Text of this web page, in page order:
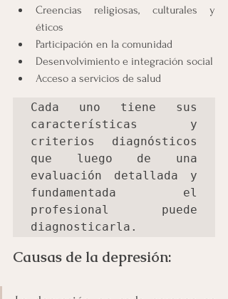
Creencias religiosas, culturales y
éticos
Participación en la comunidad
Desenvolvimiento e integración social
Acceso a servicios de salud
Cada uno tiene sus
características y
criterios diagnósticos
que luego de una
evaluación detallada y
fundamentada el
profesional puede
diagnosticarla.
Causas de la depresión: